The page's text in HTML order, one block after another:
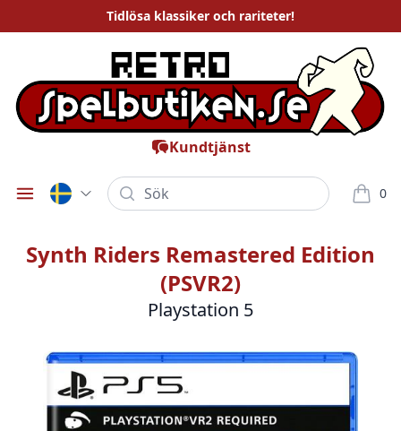
Tidlösa klassiker och rariteter!
Kundtjänst
Öppna meny
Sök 0
varor i
Synth Riders Remastered Edition
(PSVR2)
Playstation 5
Bilder